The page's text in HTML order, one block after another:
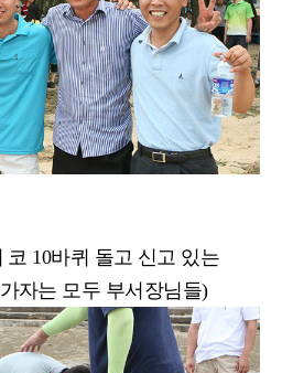
10바퀴 돌고 신고 있는
자는 모두 부서장님들)